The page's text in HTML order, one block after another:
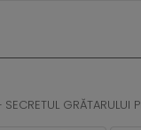
GRĂTARULUI